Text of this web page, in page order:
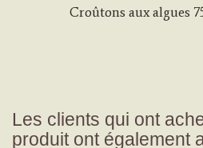
Croûtons aux algues
Les clients qui ont
produit ont également